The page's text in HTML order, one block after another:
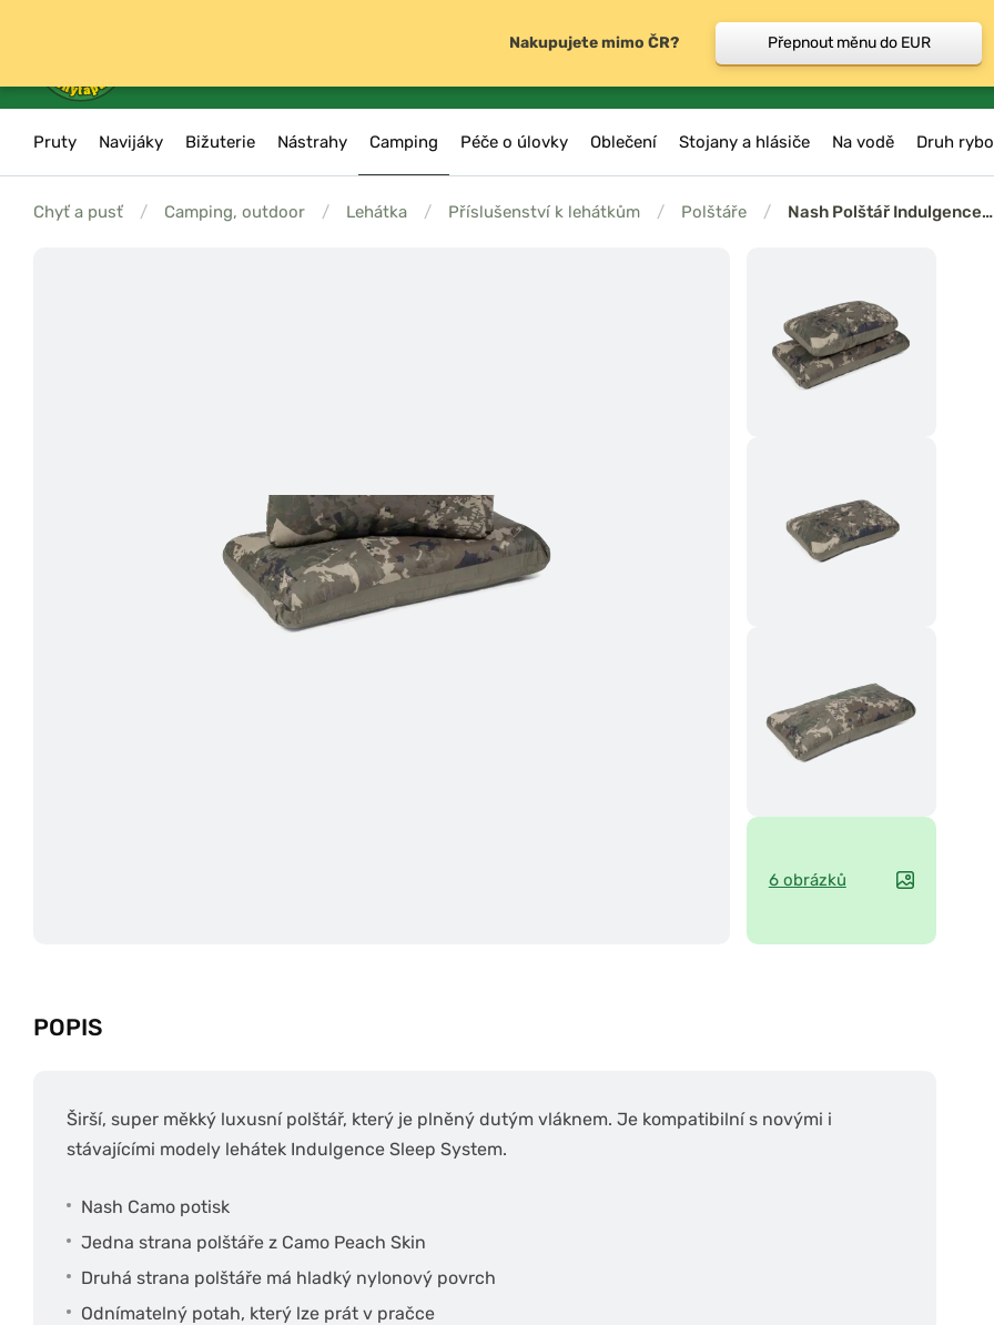
Pruty Navijáky Bižuterie Nástrahy Camping Péče o úlovky Oblečení Stojany a hlásiče Na vodě Druh
Chyť a pusť / Camping, outdoor / Lehátka / Příslušenství k lehátkům / Polštáře / Nash Polštář Indulgence…
6 obrázků
POPIS
Širší, super měkký luxusní polštář, který je plněný dutým vláknem. Je kompatibilní s novými i
stávajícími modely lehátek Indulgence Sleep System.
Nash Camo potisk
Jedna strana polštáře z Camo Peach Skin
Druhá strana polštáře má hladký nylonový povrch
Odnímatelný potah, který lze prát v pračce
Nakupujete mimo ČR? Přepnout měnu do EUR